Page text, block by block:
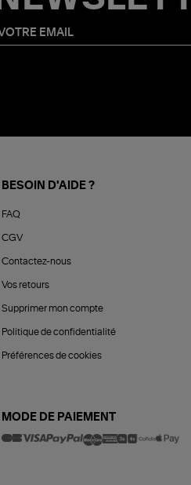
BESOIN D'AIDE ?
FAQ
CGV
Contactez-nous
Vos retours
Supprimer mon compte
Politique de confidentialité
Préférences de cookies
MODE DE PAIEMENT